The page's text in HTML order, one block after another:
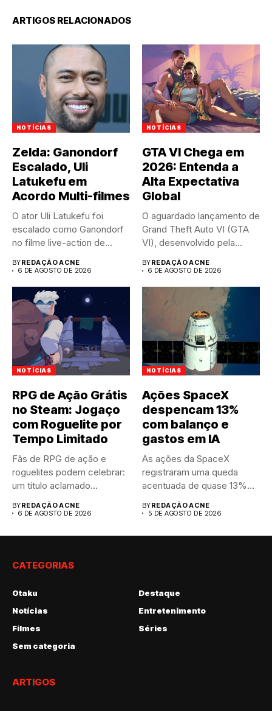
ARTIGOS RELACIONADOS
NOTÍCIAS
Zelda: Ganondorf
Escalado, Uli
Latukefu em
Acordo Multi-filmes
O ator Uli Latukefu foi
escalado como Ganondorf
no filme live-action de...
BYREDAÇÃO ACNE
6 DE AGOSTO DE 2026
NOTÍCIAS
GTA VI Chega em
2026: Entenda a
Alta Expectativa
Global
O aguardado lançamento de
Grand Theft Auto VI (GTA
VI), desenvolvido pela...
BYREDAÇÃO ACNE
6 DE AGOSTO DE 2026
NOTÍCIAS
RPG de Ação Grátis
no Steam: Jogaço
com Roguelite por
Tempo Limitado
Fãs de RPG de ação e
roguelites podem celebrar:
um título aclamado...
BYREDAÇÃO ACNE
6 DE AGOSTO DE 2026
NOTÍCIAS
Ações SpaceX
despencam 13%
com balanço e
gastos em IA
As ações da SpaceX
registraram uma queda
acentuada de quase 13%
BYREDAÇÃO ACNE
5 DE AGOSTO DE 2026
CATEGORIAS
Otaku
Destaque
Notícias
Entretenimento
Filmes
Séries
Sem categoria
ARTIGOS